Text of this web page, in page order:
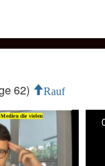
62) Rauf